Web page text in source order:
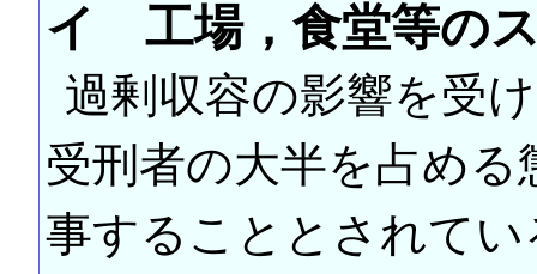
イ 工場，食堂等の
過剰収容の影響を受
受刑者の大半を占め
事することとされて